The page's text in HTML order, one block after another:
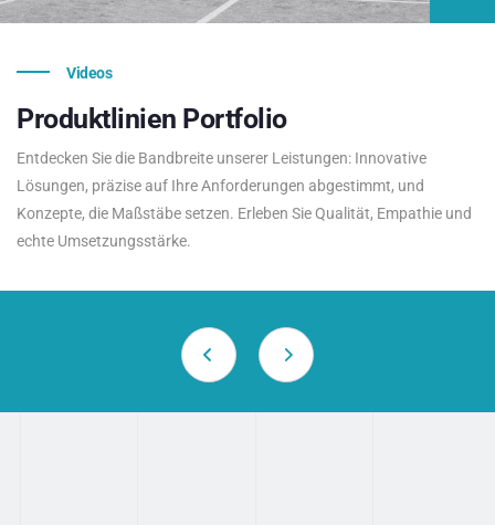
Videos
Produktlinien Portfolio
Entdecken Sie die Bandbreite unserer Leistungen: Innovative
Lösungen, präzise auf Ihre Anforderungen abgestimmt, und
Konzepte, die Maßstäbe setzen. Erleben Sie Qualität, Empathie und
echte Umsetzungsstärke.